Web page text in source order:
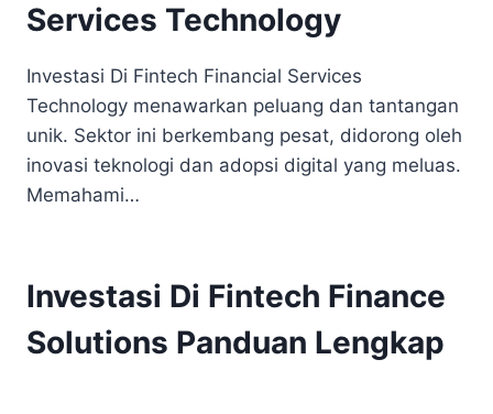
Services Technology
Investasi Di Fintech Financial Services
Technology menawarkan peluang dan tantangan
unik. Sektor ini berkembang pesat, didorong oleh
inovasi teknologi dan adopsi digital yang meluas.
Memahami…
Investasi Di Fintech Finance
Solutions Panduan Lengkap